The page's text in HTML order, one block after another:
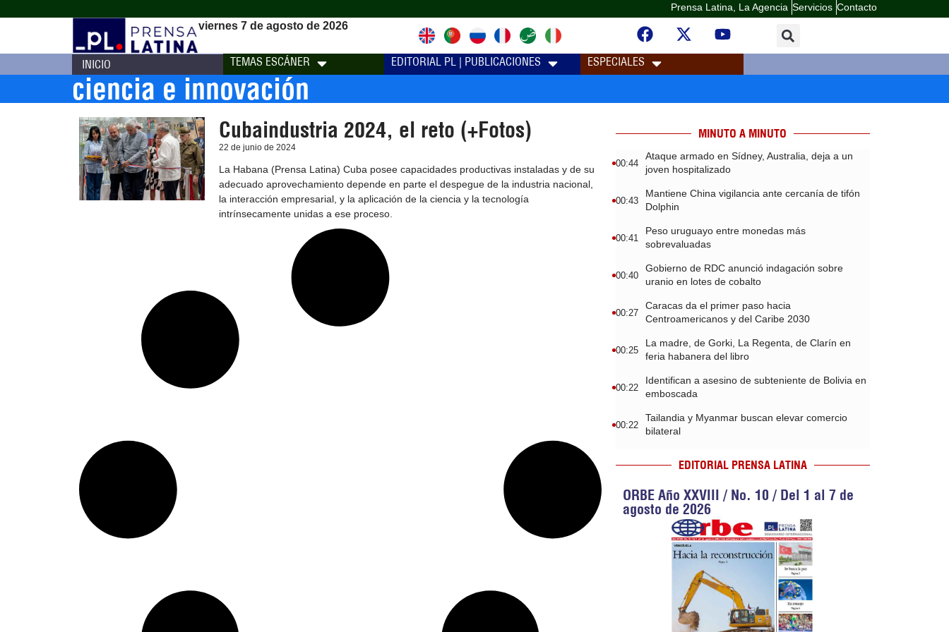
Prensa Latina, La Agencia Servicios Contacto
viernes 7 de agosto de 2026
INICIO TEMAS ESCÁNER EDITORIAL PL | PUBLICACIONES ESPECIALES
ciencia e innovación
Cubaindustria 2024, el reto (+Fotos)
22 de junio de 2024
La Habana (Prensa Latina) Cuba posee capacidades productivas instaladas y de su
adecuado aprovechamiento depende en parte el despegue de la industria nacional,
la interacción empresarial, y la aplicación de la ciencia y la tecnología
intrínsecamente unidas a ese proceso.
MINUTO A MINUTO
00:44
Ataque armado en Sídney, Australia, deja a un
joven hospitalizado
00:43
Mantiene China vigilancia ante cercanía de tifón
Dolphin
00:41
Peso uruguayo entre monedas más
sobrevaluadas
00:40
Gobierno de RDC anunció indagación sobre
uranio en lotes de cobalto
00:27
Caracas da el primer paso hacia
Centroamericanos y del Caribe 2030
00:25
La madre, de Gorki, La Regenta, de Clarín en
feria habanera del libro
00:22
Identifican a asesino de subteniente de Bolivia en
emboscada
00:22
Tailandia y Myanmar buscan elevar comercio
bilateral
EDITORIAL PRENSA LATINA
ORBE Año XXVIII / No. 10 / Del 1 al 7 de
agosto de 2026